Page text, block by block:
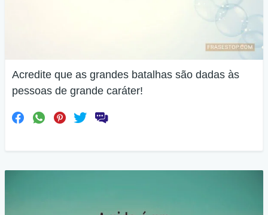
Acredite que as grandes batalhas são dadas às
pessoas de grande caráter!